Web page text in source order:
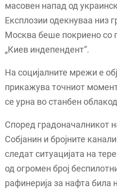
масовен напад од
Експлозии одекнуваа низ
Москва беше покриено со
„Киев индепендент“.
На социјалните мрежи е
прикажува точниот
се урна во станбен
Според градоначалникот
Собјанин и бројните
следат ситуацијата на
од огромен број
рафинерија за нафта била